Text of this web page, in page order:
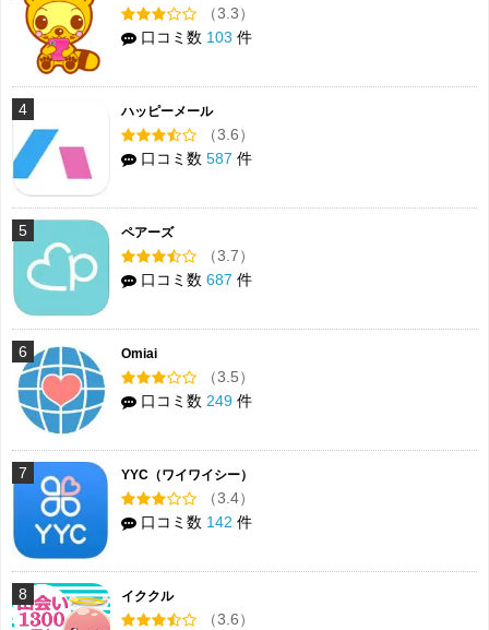
（3.3）
口コミ数 103 件
4 ハッピーメール
（3.6）
口コミ数 587 件
5 ペアーズ
（3.7）
口コミ数 687 件
6 Omiai
（3.5）
口コミ数 249 件
7 YYC（ワイワイシー）
（3.4）
口コミ数 142 件
8 イククル
（3.6）